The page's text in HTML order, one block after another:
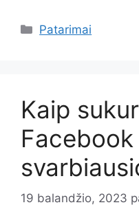
Kategorijos
Patarimai
Kaip
19 balandžio, 2023